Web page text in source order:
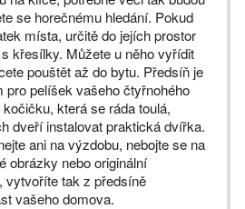
se horečnému hledání. Pokud
místa, určitě do jejích prostor
křesílky. Můžete u něho vyřídit
pouštět až do bytu. Předsíň je
pelíšek vašeho čtyřnohého
která se ráda toulá,
dveří instalovat praktická dvířka.
ani na výzdobu, nebojte se na
obrázky nebo originální
vytvoříte tak z předsíně
vašeho domova.